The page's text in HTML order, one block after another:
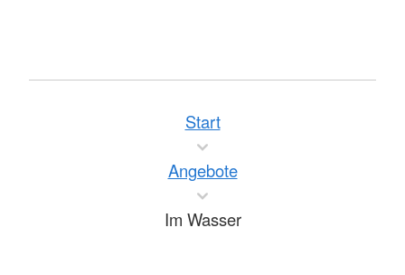
Start
Angebote
Im Wasser